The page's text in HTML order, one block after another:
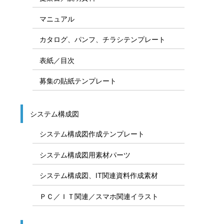
マニュアル
カタログ、パンフ、チラシテンプレート
表紙／目次
募集の貼紙テンプレート
システム構成図
システム構成図作成テンプレート
システム構成図用素材パーツ
システム構成図、IT関連資料作成素材
ＰＣ／ＩＴ関連／スマホ関連イラスト